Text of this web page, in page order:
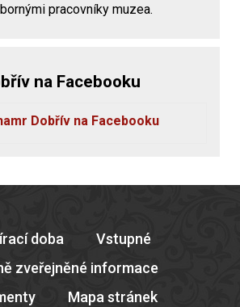
pracovníky muzea.
na Facebooku
Dobřív na Facebooku
doba
Vstupné
zveřejněné informace
Mapa stránek